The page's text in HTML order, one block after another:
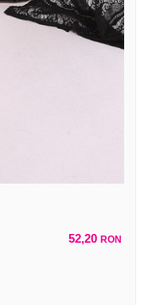
52,20 RON